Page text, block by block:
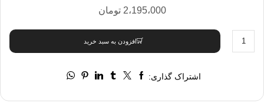
2،195،000 تومان
افزودن به سبد خرید
اشتراک گذاری: